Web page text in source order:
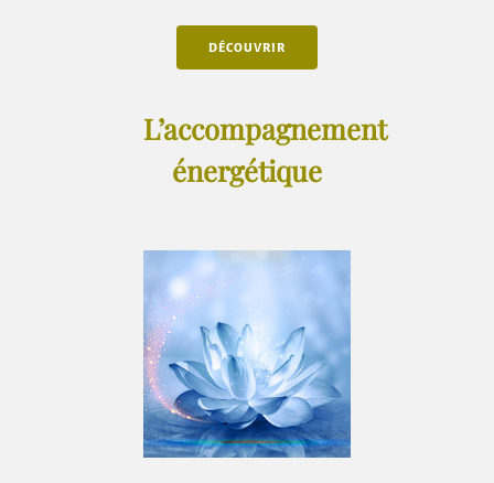
DÉCOUVRIR
L’accompagnement
énergétique